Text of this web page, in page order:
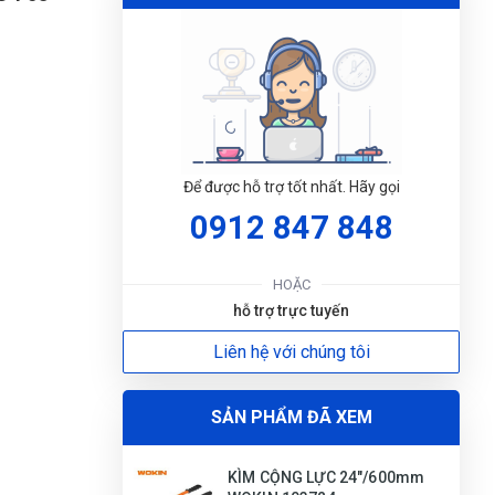
Để được hỗ trợ tốt nhất. Hãy gọi
0912 847 848
HOẶC
hỗ trợ trực tuyến
Liên hệ với chúng tôi
SẢN PHẨM ĐÃ XEM
KÌM CỘNG LỰC 24"/600mm